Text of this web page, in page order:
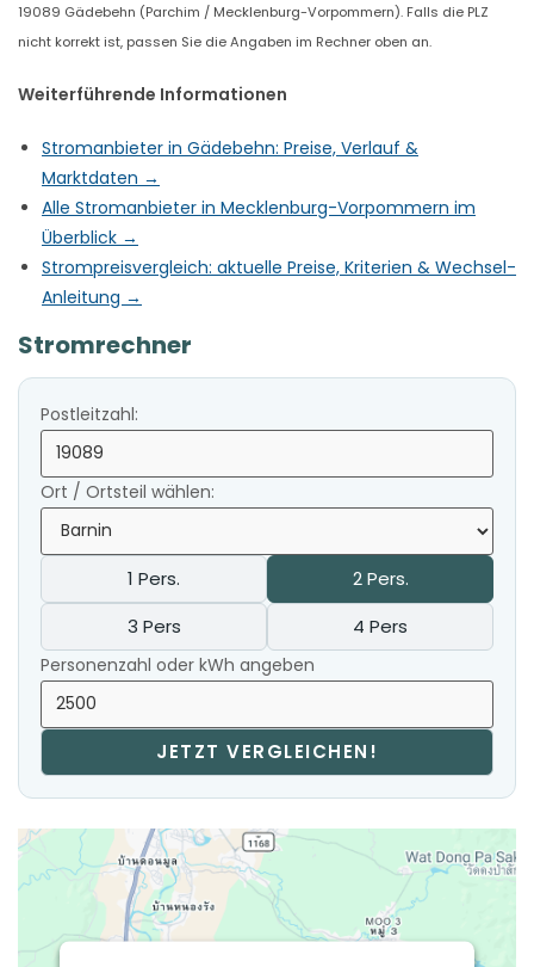
19089 Gädebehn (Parchim / Mecklenburg-Vorpommern). Falls die PLZ
nicht korrekt ist, passen Sie die Angaben im Rechner oben an.
Weiterführende Informationen
Stromanbieter in Gädebehn: Preise, Verlauf &
Marktdaten →
Alle Stromanbieter in Mecklenburg-Vorpommern im
Überblick →
Strompreisvergleich: aktuelle Preise, Kriterien & Wechsel-
Anleitung →
Stromrechner
Postleitzahl:
Ort / Ortsteil wählen:
1 Pers.
2 Pers.
3 Pers
4 Pers
Personenzahl oder kWh angeben
JETZT VERGLEICHEN!